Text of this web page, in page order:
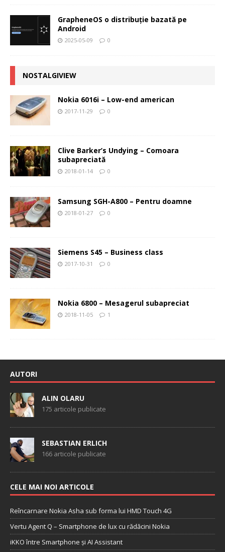
GrapheneOS o distribuție bazată pe
Android
2025-05-09 0
NOSTALGIVIEW
Nokia 6016i – Low-end american
2017-11-29 0
Clive Barker’s Undying – Comoara
subapreciată
2018-01-14 0
Samsung SGH-A800 – Pentru doamne
2018-01-27 0
Siemens S45 – Business class
2017-10-31 0
Nokia 6800 – Mesagerul subapreciat
2018-11-05 1
AUTORI
ALIN OLARU
175 articole publicate
SEBASTIAN ERLICH
166 articole publicate
CELE MAI NOI ARTICOLE
Reîncarnare Nokia Asha sub forma lui HMD Touch 4G
Vertu Agent Q – Smartphone de lux cu rădăcini Nokia
iKKO între Smartphone și AI Assistant